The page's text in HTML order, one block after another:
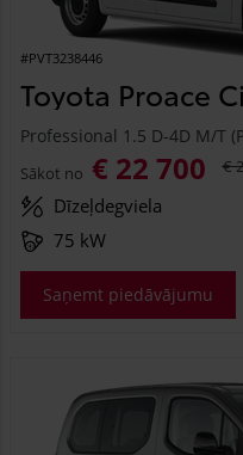
#PVT3238446
Toyota Proace
Professional 1.5 D-4D M/T
Sākot no € 22 700 €
Dīzeļdegviela
75 kW
Saņemt piedāvājumu